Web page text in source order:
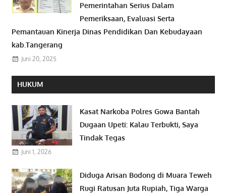
Pemerintahan Serius Dalam
Pemeriksaan, Evaluasi Serta
Pemantauan Kinerja Dinas Pendidikan Dan Kebudayaan
kab.Tangerang
Juni 20, 2025
HUKUM
Kasat Narkoba Polres Gowa Bantah
Dugaan Upeti: Kalau Terbukti, Saya
Tindak Tegas
Juni 1, 2026
Diduga Arisan Bodong di Muara Teweh
Rugi Ratusan Juta Rupiah, Tiga Warga